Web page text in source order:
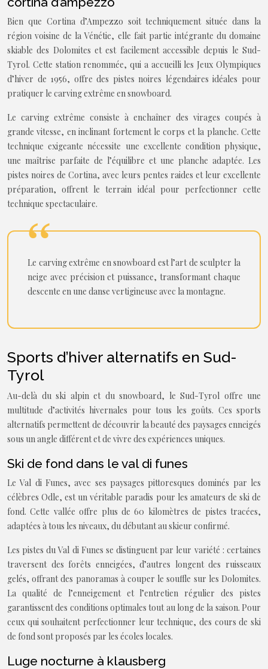
Bien que Cortina d’Ampezzo soit techniquement située dans la
région voisine de la Vénétie, elle fait partie intégrante du domaine
skiable des Dolomites et est facilement accessible depuis le Sud-
Tyrol. Cette station renommée, qui a accueilli les Jeux Olympiques
d’hiver de 1956, offre des pistes noires légendaires idéales pour
pratiquer le carving extrême en snowboard.
Le carving extrême consiste à enchaîner des virages coupés à
grande vitesse, en inclinant fortement le corps et la planche. Cette
technique exigeante nécessite une excellente condition physique,
une maîtrise parfaite de l’équilibre et une planche adaptée. Les
pistes noires de Cortina, avec leurs pentes raides et leur excellente
préparation, offrent le terrain idéal pour perfectionner cette
technique spectaculaire.
Le carving extrême en snowboard est l’art de sculpter la
neige avec précision et puissance, transformant chaque
descente en une danse vertigineuse avec la montagne.
Sports d’hiver alternatifs en Sud-
Tyrol
Au-delà du ski alpin et du snowboard, le Sud-Tyrol offre une
multitude d’activités hivernales pour tous les goûts. Ces sports
alternatifs permettent de découvrir la beauté des paysages enneigés
sous un angle différent et de vivre des expériences uniques.
Ski de fond dans le val di funes
Le Val di Funes, avec ses paysages pittoresques dominés par les
célèbres Odle, est un véritable paradis pour les amateurs de ski de
fond. Cette vallée offre plus de 60 kilomètres de pistes tracées,
adaptées à tous les niveaux, du débutant au skieur confirmé.
Les pistes du Val di Funes se distinguent par leur variété : certaines
traversent des forêts enneigées, d’autres longent des ruisseaux
gelés, offrant des panoramas à couper le souffle sur les Dolomites.
La qualité de l’enneigement et l’entretien régulier des pistes
garantissent des conditions optimales tout au long de la saison. Pour
ceux qui souhaitent perfectionner leur technique, des cours de ski
de fond sont proposés par les écoles locales.
Luge nocturne à klausberg